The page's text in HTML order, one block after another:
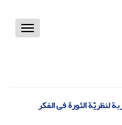
Toggle
لنظریّة الثورة فی الفکر